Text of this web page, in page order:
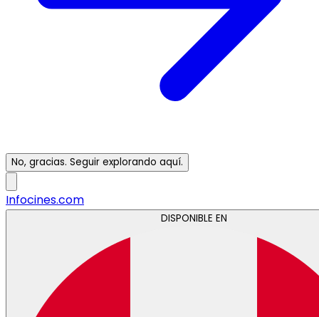
No, gracias. Seguir explorando aquí.
Infocines.com
DISPONIBLE EN